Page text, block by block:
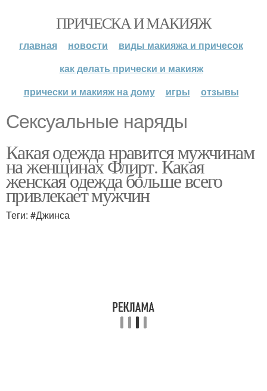
ПРИЧЕСКА И МАКИЯЖ
главная новости
виды макияжа и причесок
как делать прически и макияж
прически и макияж на дому
игры отзывы
Сексуальные наряды
Какая одежда нравится мужчинам
на женщинах Флирт. Какая
женская одежда больше всего
привлекает мужчин
Теги: #Джинса